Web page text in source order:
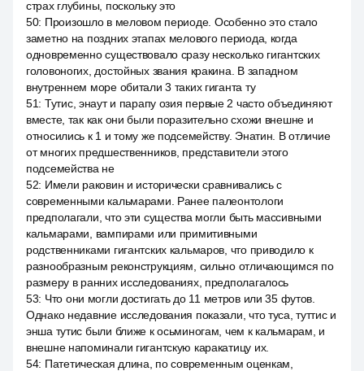
страх глубины, поскольку это
50: Произошло в меловом периоде. Особенно это стало
заметно на поздних этапах мелового периода, когда
одновременно существовало сразу несколько гигантских
головоногих, достойных звания кракина. В западном
внутреннем море обитали 3 таких гиганта ту
51: Тутис, энаут и парапу озия первые 2 часто объединяют
вместе, так как они были поразительно схожи внешне и
относились к 1 и тому же подсемейству. Энатин. В отличие
от многих предшественников, представители этого
подсемейства не
52: Имели раковин и исторически сравнивались с
современными кальмарами. Ранее палеонтологи
предполагали, что эти существа могли быть массивными
кальмарами, вампирами или примитивными
родственниками гигантских кальмаров, что приводило к
разнообразным реконструкциям, сильно отличающимся по
размеру в ранних исследованиях, предполагалось
53: Что они могли достигать до 11 метров или 35 футов.
Однако недавние исследования показали, что туса, туттис и
энша тутис были ближе к осьминогам, чем к кальмарам, и
внешне напоминали гигантскую каракатицу их.
54: Патетическая длина, по современным оценкам,